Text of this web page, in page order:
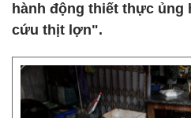
hành động thiết thực ủng
cứu thịt lợn".